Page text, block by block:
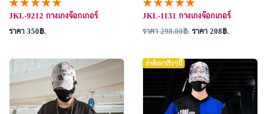
★★★★★
JKL-9212 กางเกงจ๊อกเกอร์
ราคา 350 .
★★★★★
JKL-1131 กางเกงจ๊อกเกอร์
ราคา 298.00 . ราคา 208 .
กำลังมาเร็วๆนี้